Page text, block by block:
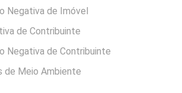
Negativa de Imóvel
de Contribuinte
Negativa de Contribuinte
de Meio Ambiente